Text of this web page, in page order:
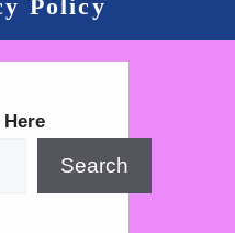
Policy
Search